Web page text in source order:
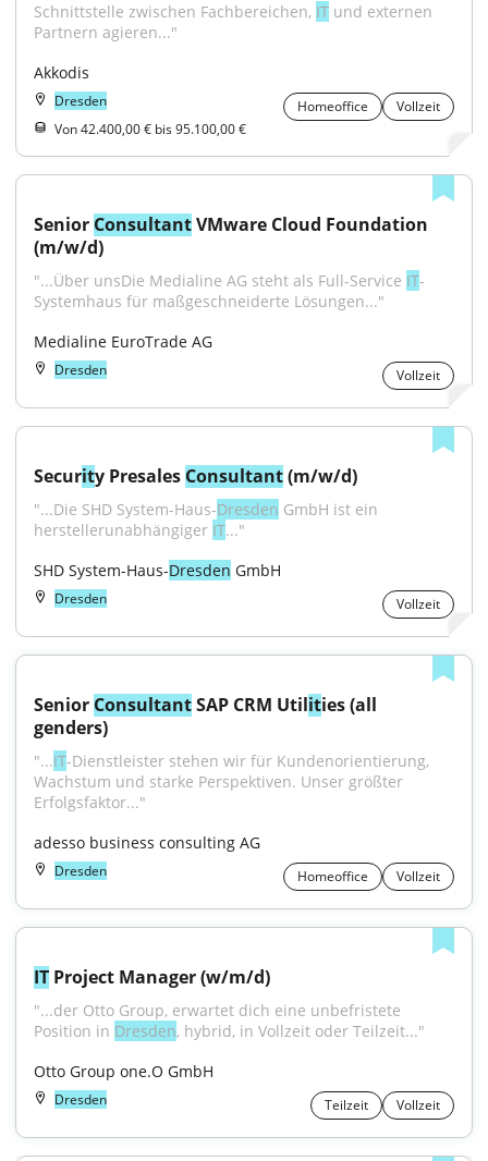
Schnittstelle zwischen Fachbereichen, IT und externen
Partnern agieren..."
Akkodis
Dresden Homeoffice
Vollzeit
Von 42.400,00 € bis 95.100,00 €
Senior Consultant VMware Cloud Foundation
(m/w/d)
"...Über unsDie Medialine AG steht als Full-Service IT-
Systemhaus für maßgeschneiderte Lösungen..."
Medialine EuroTrade AG
Dresden Vollzeit
Security Presales Consultant (m/w/d)
"...Die SHD System-Haus-Dresden GmbH ist ein
herstellerunabhängiger IT..."
SHD System-Haus-Dresden GmbH
Dresden Vollzeit
Senior Consultant SAP CRM Utilities (all
genders)
"...IT-Dienstleister stehen wir für Kundenorientierung,
Wachstum und starke Perspektiven. Unser größter
Erfolgsfaktor..."
adesso business consulting AG
Dresden Homeoffice Vollzeit
IT Project Manager (w/m/d)
"...der Otto Group, erwartet dich eine unbefristete
Position in Dresden, hybrid, in Vollzeit oder Teilzeit..."
Otto Group one.O GmbH
Dresden Teilzeit Vollzeit